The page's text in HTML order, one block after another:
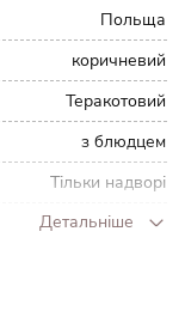
Польща
коричневий
Теракотовий
з блюдцем
Тільки надворі
13 см
Детальніше